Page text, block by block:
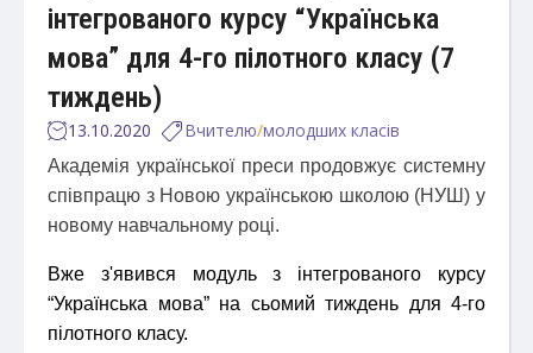
інтегрованого курсу “Українська
мова” для 4-го пілотного класу (7
тиждень)
13.10.2020 Вчителю/молодших класів
Академія української преси продовжує системну
співпрацю з Новою українською школою (НУШ) у
новому навчальному році.
Вже з'явився модуль з інтегрованого курсу
“Українська мова” на сьомий тиждень для 4-го
пілотного класу.